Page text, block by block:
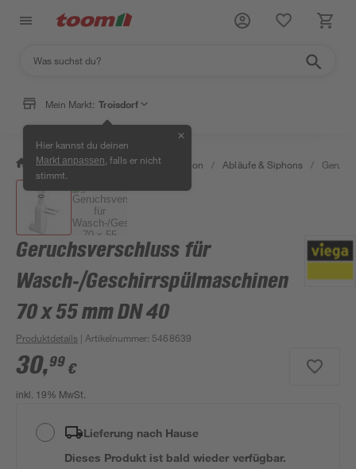
Mein Markt: Troisdorf
Hier kannst du deinen
Markt anpassen , falls er nicht
stimmt.
✕
/ Bad & Sanitär / Sanitärinstallation / Abläufe & Siphons /
Geruchsverschluss für
Wasch‑/Geschirrspülmaschinen
70 x 55 mm DN 40
Produktdetails | Artikelnummer: 5468639
30,99 €
inkl. 19% MwSt.
Lieferung nach Hause
Dieses Produkt ist bald wieder verfügbar.